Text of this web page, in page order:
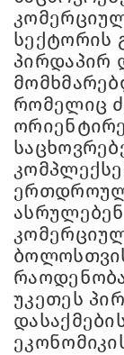
სექტორის
პირდაპირ
რომელიც
უკეთეს